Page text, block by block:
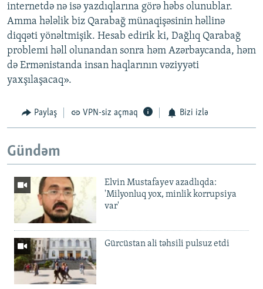
internetdə nə isə yazdıqlarına görə həbs olunublar.
Amma hələlik biz Qarabağ münaqişəsinin həllinə
diqqəti yönəltmişik. Hesab edirik ki, Dağlıq Qarabağ
problemi həll olunandan sonra həm Azərbaycanda, həm
də Ermənistanda insan haqlarının vəziyyəti
yaxşılaşacaq».
Paylaş VPN-siz açmaq Bizi izlə
Gündəm
Elvin Mustafayev azadlıqda:
'Milyonluq yox, minlik korrupsiya
var'
Gürcüstan ali təhsili pulsuz etdi